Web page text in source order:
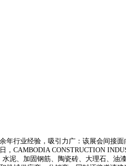
行业经验，吸引力广：该展会间接
CAMBODIA CONSTRUCTION
、加固钢筋、陶瓷砖、大理石、油